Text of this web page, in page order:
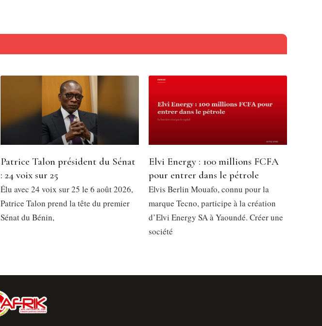
Patrice Talon président du Sénat
: 24 voix sur 25
Élu avec 24 voix sur 25 le 6 août 2026,
Patrice Talon prend la tête du premier
Sénat du Bénin,
Elvi Energy : 100 millions FCFA
pour entrer dans le pétrole
Elvis Berlin Mouafo, connu pour la
marque Tecno, participe à la création
d’Elvi Energy SA à Yaoundé. Créer une
société